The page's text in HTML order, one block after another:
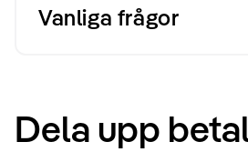
Vanliga frågor
Dela upp